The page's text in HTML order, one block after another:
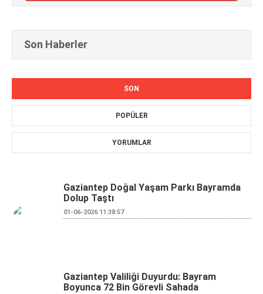
Son Haberler
SON
POPÜLER
YORUMLAR
Gaziantep Doğal Yaşam Parkı Bayramda
Dolup Taştı
01-06-2026 11:38:57
Gaziantep Valiliği Duyurdu: Bayram
Boyunca 72 Bin Görevli Sahada